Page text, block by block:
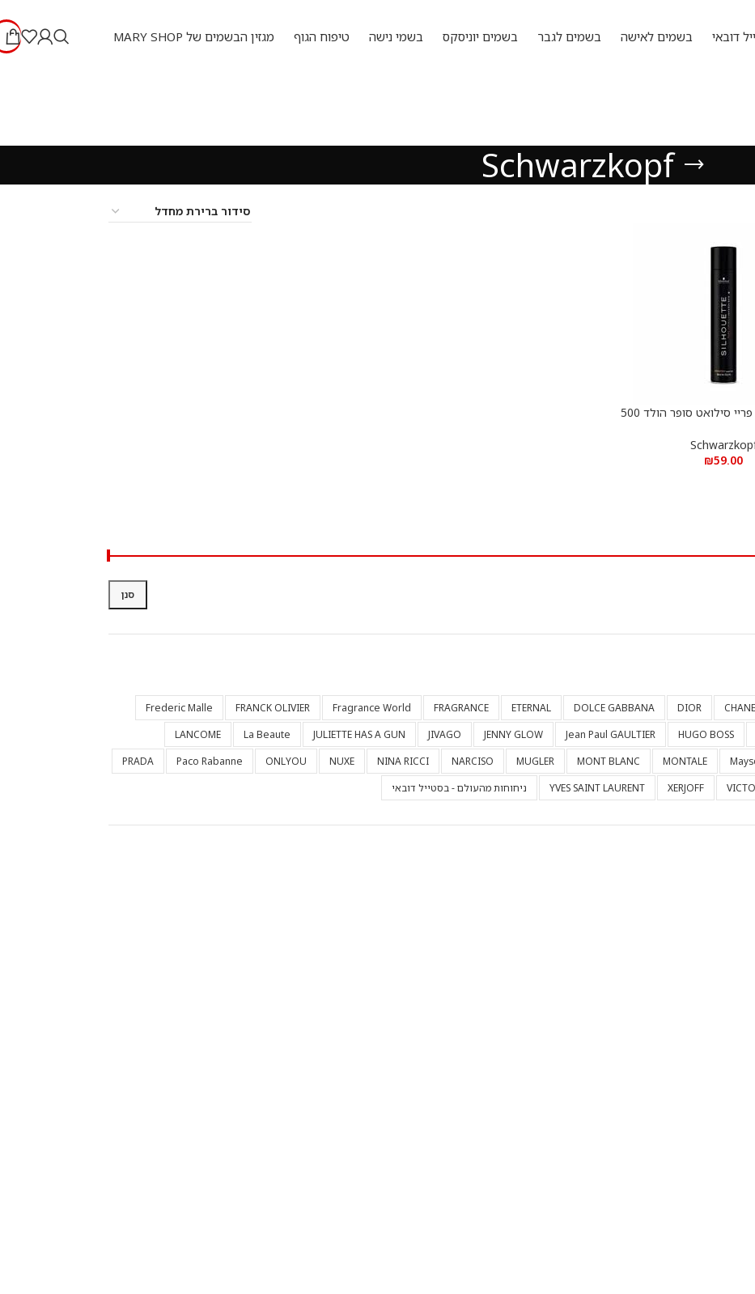
דובאי בשמים לאישה בשמים לגבר בשמים יוניסקס בשמי נישה טיפוח הגוף מגזין הבשמים של MARY SHOP
Schwarzkopf
ספרי שוורצקופ פריי סילואט סופר הולד 500
₪59.00
סנן
DIOR
DOLCE GABBANA
ETERNAL
FRAGRANCE
Fragrance World
FRANCK OLIVIER
Frederic Malle
HUGO BOSS
Jean Paul GAULTIER
JENNY GLOW
JIVAGO
JULIETTE HAS A GUN
La Beaute
LANCOME
MONTALE
MONT BLANC
MUGLER
NARCISO
NINA RICCI
NUXE
ONLYOU
Paco Rabanne
PRADA
XERJOFF
YVES SAINT LAURENT ניחוחות מהעולם - בסטייל דובאי